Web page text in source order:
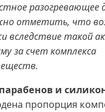
разогревающее
отметить, что
вследствие такой
за счет комплекса
и
пропорция